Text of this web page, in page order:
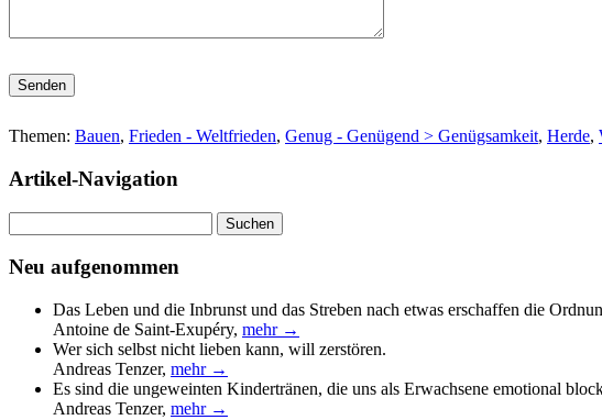
Bitte lasse dieses Feld leer.
Themen: Bauen, Frieden - Weltfrieden, Genug - Genügend > Genügsamkeit, Herde,
Artikel-Navigation
nach:
Neu aufgenommen
Das Leben und die Inbrunst und das Streben nach etwas erschaffen die
Antoine de Saint-Exupéry, mehr →
Wer sich selbst nicht lieben kann, will zerstören.
Andreas Tenzer, mehr →
Es sind die ungeweinten Kindertränen, die uns als Erwachsene emotional
Andreas Tenzer, mehr →